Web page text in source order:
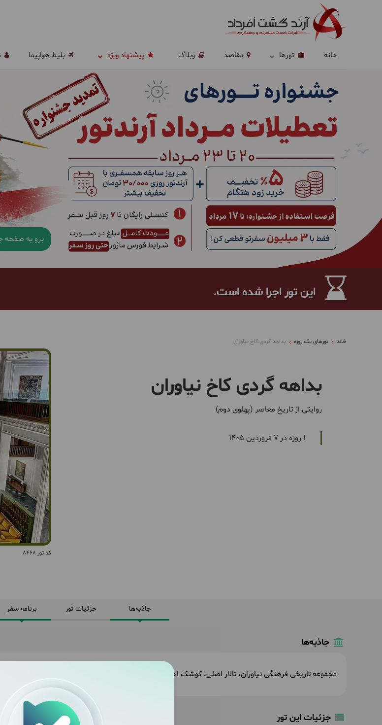
خانه تورها مقاصد وبلاگ پیشنهاد ویژه بلیط هواپیما
برو به صفحه
این تور اجرا شده است.
خانه تورهای یک روزه بداهه گردی کاخ نیاوران
کد تور 8468
بداهه گردی کاخ نیاوران
روایتی از تاریخ معاصر (پهلوی دوم)
1 روزه در 7 فروردین 1405
جاذبه‌ها جزئیات تور برنامه سفر
جاذبه‌ها
مجموعه تاریخی فرهنگی نیاوران، تالار اصلی، کوشک احمدشاهی، کتابخانه سلطنتی
جزئیات این تور